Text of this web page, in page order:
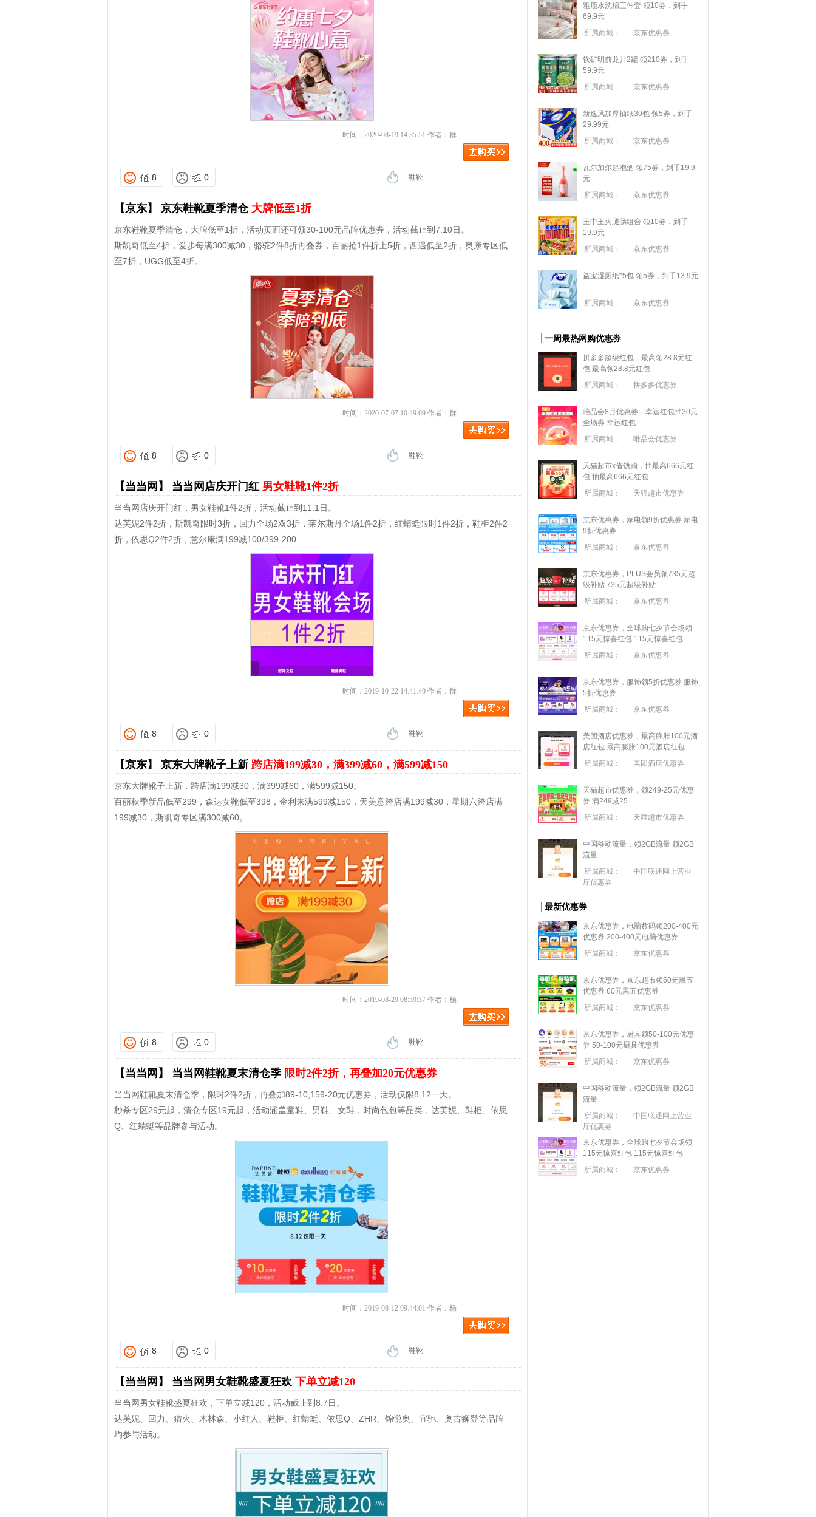
时间：2020-08-19 14:35:51 作者：群
8 0 鞋靴
【京东】 京东鞋靴夏季清仓 大牌低至1折
京东鞋靴夏季清仓，大牌低至1折，活动页面还可领30-100元品牌优惠券，活动截止到7.10日。
斯凯奇低至4折，爱步每满300减30，骆驼2件8折再叠券，百丽抢1件折上5折，西遇低至2折，奥康专区低
至7折，UGG低至4折。
时间：2020-07-07 10:49:09 作者：群
8 0 鞋靴
【当当网】 当当网店庆开门红 男女鞋靴1件2折
当当网店庆开门红，男女鞋靴1件2折，活动截止到11.1日。
达芙妮2件2折，斯凯奇限时3折，回力全场2双3折，莱尔斯丹全场1件2折，红蜻蜓限时1件2折，鞋柜2件2
折，依思Q2件2折，意尔康满199减100/399-200
时间：2019-10-22 14:41:40 作者：群
8 0 鞋靴
【京东】 京东大牌靴子上新 跨店满199减30，满399减60，满599减150
京东大牌靴子上新，跨店满199减30，满399减60，满599减150。
百丽秋季新品低至299，森达女靴低至398，金利来满599减150，天美意跨店满199减30，星期六跨店满
199减30，斯凯奇专区满300减60。
时间：2019-08-29 08:59:37 作者：杨
8 0 鞋靴
【当当网】 当当网鞋靴夏末清仓季 限时2件2折，再叠加20元优惠券
当当网鞋靴夏末清仓季，限时2件2折，再叠加89-10,159-20元优惠券，活动仅限8.12一天。
秒杀专区29元起，清仓专区19元起，活动涵盖童鞋、男鞋、女鞋，时尚包包等品类，达芙妮、鞋柜、依思
Q、红蜻蜓等品牌参与活动。
时间：2019-08-12 09:44:01 作者：杨
8 0 鞋靴
【当当网】 当当网男女鞋靴盛夏狂欢 下单立减120
当当网男女鞋靴盛夏狂欢，下单立减120，活动截止到8.7日。
达芙妮、回力、猎火、木林森、小红人、鞋柜、红蜻蜓、依思Q、ZHR、锦悦奥、宜驰、奥古狮登等品牌
均参与活动。
雅鹿水洗棉三件套 领10券，到手
69.9元
所属商城：
京东优惠券
饮矿明前龙井2罐 领210券，到手
59.9元
所属商城：
京东优惠券
新逸风加厚抽纸30包 领5券，到手
29.99元
所属商城：
京东优惠券
瓦尔加尔起泡酒 领75券，到手19.9
元
所属商城：
京东优惠券
王中王火腿肠组合 领10券，到手
19.9元
所属商城：
京东优惠券
益宝湿厕纸*5包 领5券，到手13.9元
所属商城： 京东优惠券
一周最热网购优惠券
拼多多超级红包，最高领28.8元红
包 最高领28.8元红包
所属商城：
拼多多优惠券
唯品会8月优惠券，幸运红包抽30元
全场券 幸运红包
所属商城：
唯品会优惠券
天猫超市x省钱购，抽最高666元红
包 抽最高666元红包
所属商城：
天猫超市优惠券
京东优惠券，家电领9折优惠券 家电
9折优惠券
所属商城：
京东优惠券
京东优惠券，PLUS会员领735元超
级补贴 735元超级补贴
所属商城：
京东优惠券
京东优惠券，全球购七夕节会场领
115元惊喜红包 115元惊喜红包
所属商城：
京东优惠券
京东优惠券，服饰领5折优惠券 服饰
5折优惠券
所属商城：
京东优惠券
美团酒店优惠券，最高膨胀100元酒
店红包 最高膨胀100元酒店红包
所属商城：
美团酒店优惠券
天猫超市优惠券，领249-25元优惠
券 满249减25
所属商城：
天猫超市优惠券
中国移动流量，领2GB流量 领2GB
流量
所属商城：
中国联通网上营业
厅优惠券
最新优惠券
京东优惠券，电脑数码领200-400元
优惠券 200-400元电脑优惠券
所属商城：
京东优惠券
京东优惠券，京东超市领60元黑五
优惠券 60元黑五优惠券
所属商城：
京东优惠券
京东优惠券，厨具领50-100元优惠
券 50-100元厨具优惠券
所属商城：
京东优惠券
中国移动流量，领2GB流量 领2GB
流量
所属商城：
中国联通网上营业
厅优惠券
京东优惠券，全球购七夕节会场领
115元惊喜红包 115元惊喜红包
所属商城：
京东优惠券